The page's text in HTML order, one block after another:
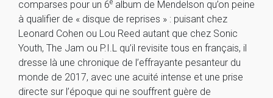
comparses pour un 6e album de Mendelson qu’on peine
à qualifier de « disque de reprises » : puisant chez
Leonard Cohen ou Lou Reed autant que chez Sonic
Youth, The Jam ou P.I.L qu’il revisite tous en français, il
dresse là une chronique de l’effrayante pesanteur du
monde de 2017, avec une acuité intense et une prise
directe sur l’époque qui ne souffrent guère de